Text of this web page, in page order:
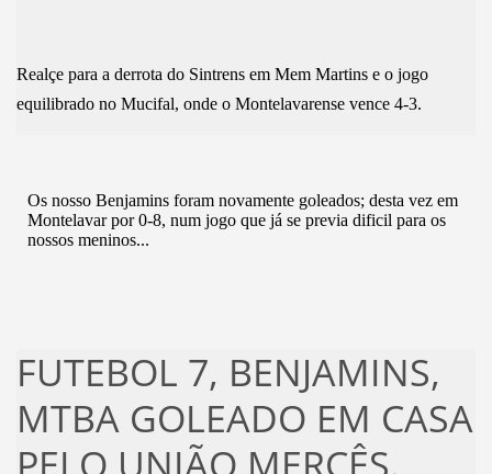
Realçe para a derrota do Sintrens em Mem Martins e o jogo
equilibrado no Mucifal, onde o Montelavarense vence 4-3.
Os nosso Benjamins foram novamente goleados; desta vez em
Montelavar por 0-8, num jogo que já se previa dificil para os
nossos meninos...
FUTEBOL 7, BENJAMINS,
MTBA GOLEADO EM CASA